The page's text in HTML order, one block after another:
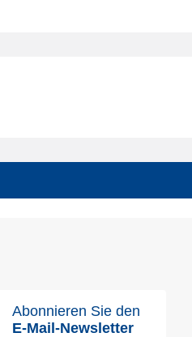
Abonnieren Sie den
E-Mail-Newsletter